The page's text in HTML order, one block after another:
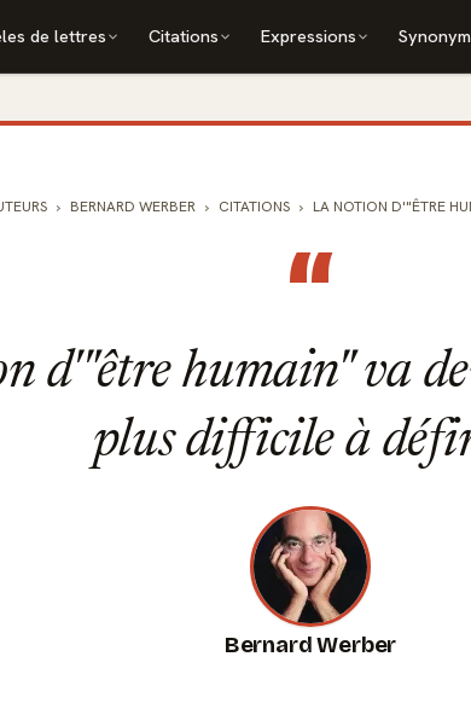
de lettres Citations Expressions
BERNARD WERBER CITATIONS LA NOTION D'"ÊTRE
“
d'"être humain" va
plus difficile à
Bernard Werber